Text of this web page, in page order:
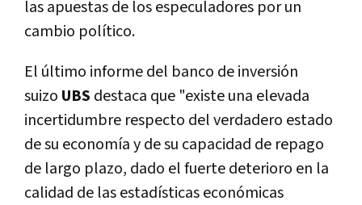
las apuestas de los especuladores por un
cambio político.
El último informe del banco de inversión
suizo UBS destaca que "existe una elevada
incertidumbre respecto del verdadero estado
de su economía y de su capacidad de repago
de largo plazo, dado el fuerte deterioro en la
calidad de las estadísticas económicas